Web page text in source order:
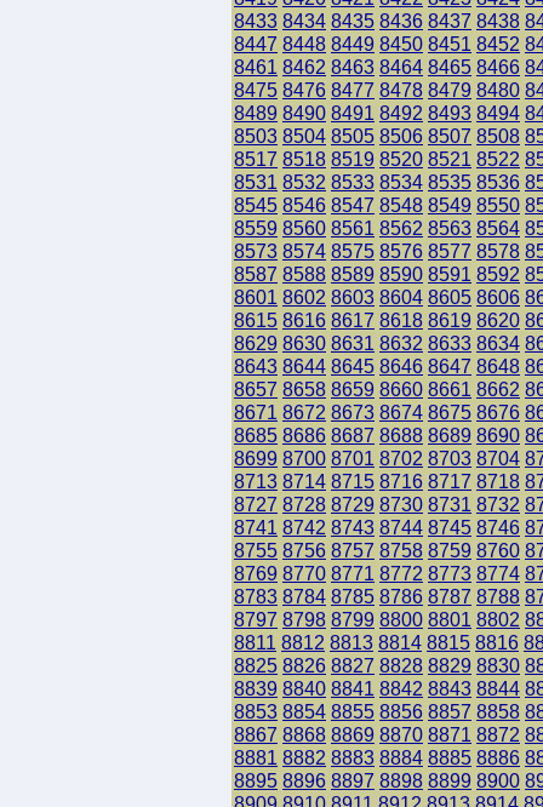
8433 8434 8435 8436 8437 8438
8447 8448 8449 8450 8451 8452
8461 8462 8463 8464 8465 8466
8475 8476 8477 8478 8479 8480
8489 8490 8491 8492 8493 8494
8503 8504 8505 8506 8507 8508
8517 8518 8519 8520 8521 8522
8531 8532 8533 8534 8535 8536
8545 8546 8547 8548 8549 8550
8559 8560 8561 8562 8563 8564
8573 8574 8575 8576 8577 8578
8587 8588 8589 8590 8591 8592
8601 8602 8603 8604 8605 8606
8615 8616 8617 8618 8619 8620
8629 8630 8631 8632 8633 8634
8643 8644 8645 8646 8647 8648
8657 8658 8659 8660 8661 8662
8671 8672 8673 8674 8675 8676
8685 8686 8687 8688 8689 8690
8699 8700 8701 8702 8703 8704
8713 8714 8715 8716 8717 8718
8727 8728 8729 8730 8731 8732
8741 8742 8743 8744 8745 8746
8755 8756 8757 8758 8759 8760
8769 8770 8771 8772 8773 8774
8783 8784 8785 8786 8787 8788
8797 8798 8799 8800 8801 8802
8811 8812 8813 8814 8815 8816
8825 8826 8827 8828 8829 8830
8839 8840 8841 8842 8843 8844
8853 8854 8855 8856 8857 8858
8867 8868 8869 8870 8871 8872
8881 8882 8883 8884 8885 8886
8895 8896 8897 8898 8899 8900